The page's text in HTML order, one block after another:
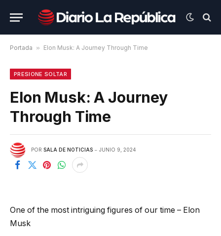
Portada » Elon Musk: A Journey Through Time
PRESIONE SOLTAR
Elon Musk: A Journey
Through Time
POR SALA DE NOTICIAS JUNIO 9, 2024
One of the most intriguing figures of our time – Elon
Musk